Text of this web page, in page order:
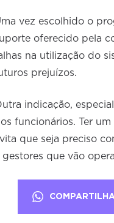
vez escolhido o
oferecido pela
na utilização do
prejuízos.
indicação,
funcionários. Ter
que seja preciso
gestores que vão